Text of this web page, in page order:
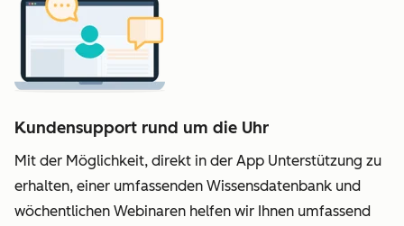
Kundensupport rund um die Uhr
Mit der Möglichkeit, direkt in der App Unterstützung zu
erhalten, einer umfassenden Wissensdatenbank und
wöchentlichen Webinaren helfen wir Ihnen umfassend